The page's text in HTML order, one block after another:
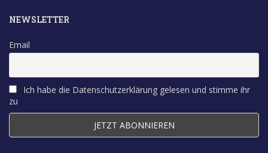
NEWSLETTER
Email
Ich habe die Datenschutzerklärung gelesen und stimme ihr
zu